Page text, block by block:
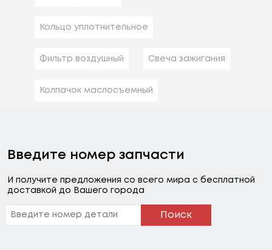
Кольцо уплотнительное
Фильтр воздушный Свеча зажигания
Колпачок маслосъемный
Введите номер запчасти
И получите предложения со всего мира с бесплатной
доставкой до Вашего города
Поиск